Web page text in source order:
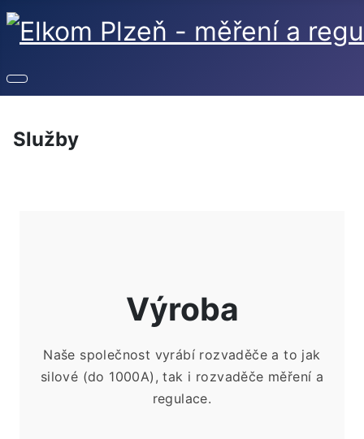
Služby
Výroba
Naše společnost vyrábí rozvaděče a to jak
silové (do 1000A), tak i rozvaděče měření a
regulace.